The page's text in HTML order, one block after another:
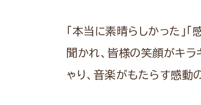
「本当に素晴らしかった」
聞かれ、皆様の笑顔がキラ
ゃり、音楽がもたらす感動